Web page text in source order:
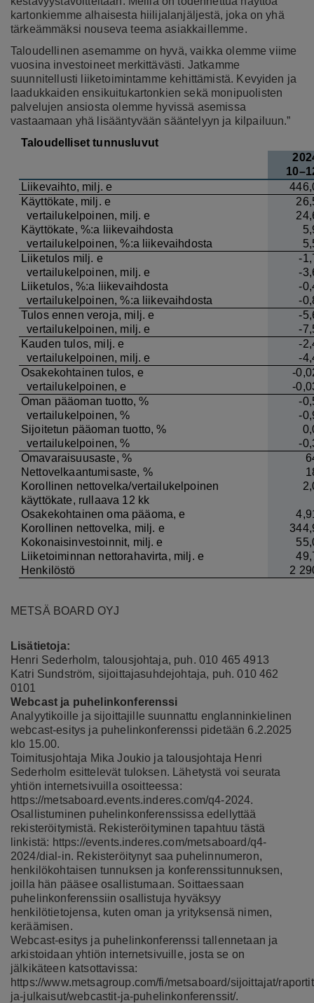
kartonkiemme alhaisesta hiilijalanjäljestä, joka on yhä
tärkeämmäksi nouseva teema asiakkaillemme.
Taloudellinen asemamme on hyvä, vaikka olemme viime
vuosina investoineet merkittävästi. Jatkamme
suunnitellusti liiketoimintamme kehittämistä. Kevyiden ja
laadukkaiden ensikuitukartonkien sekä monipuolisten
palvelujen ansiosta olemme hyvissä asemissa
vastaamaan yhä lisääntyvään sääntelyyn ja kilpailuun.”
Taloudelliset tunnusluvut
Liikevaihto, milj. e
Käyttökate, milj. e
vertailukelpoinen, milj. e
Käyttökate, %:a liikevaihdosta
vertailukelpoinen, %:a liikevaihdosta
Liiketulos milj. e
-
vertailukelpoinen, milj. e
-
Liiketulos, %:a liikevaihdosta
-
vertailukelpoinen, %:a liikevaihdosta
-
Tulos ennen veroja, milj. e
-
vertailukelpoinen, milj. e
-
Kauden tulos, milj. e
-
vertailukelpoinen, milj. e
-
Osakekohtainen tulos, e
-
vertailukelpoinen, e
-
Oman pääoman tuotto, %
-
vertailukelpoinen, %
-
Sijoitetun pääoman tuotto, %
vertailukelpoinen, %
-
Omavaraisuusaste, %
Nettovelkaantumisaste, %
Korollinen nettovelka/vertailukelpoinen
käyttökate, rullaava 12 kk
Osakekohtainen oma pääoma, e
Korollinen nettovelka, milj. e
Kokonaisinvestoinnit, milj. e
Liiketoiminnan nettorahavirta, milj. e
Henkilöstö
2
METSÄ BOARD OYJ
Lisätietoja:
Henri Sederholm, talousjohtaja, puh. 010 465 4913
Katri Sundström, sijoittajasuhdejohtaja, puh.010 462
0101
Webcast ja puhelinkonferenssi
Analyytikoille ja sijoittajille suunnattu englanninkielinen
webcast-esitys ja puhelinkonferenssi pidetään 6.2.2025
klo 15.00.
Toimitusjohtaja Mika Joukio ja talousjohtaja Henri
Sederholm esittelevät tuloksen. Lähetystä voi seurata
yhtiön internetsivuilla osoitteessa:
https://metsaboard.events.inderes.com/q4-2024.
Osallistuminen puhelinkonferenssissa edellyttää
rekisteröitymistä. Rekisteröityminen tapahtuu tästä
linkistä: https://events.inderes.com/metsaboard/q4-
2024/dial-in. Rekisteröitynyt saa puhelinnumeron,
henkilökohtaisen tunnuksen ja konferenssitunnuksen,
joilla hän pääsee osallistumaan. Soittaessaan
puhelinkonferenssiin osallistuja hyväksyy
henkilötietojensa, kuten oman ja yrityksensä nimen,
keräämisen.
Webcast-esitys ja puhelinkonferenssi tallennetaan ja
arkistoidaan yhtiön internetsivuille, josta se on
jälkikäteen katsottavissa:
https://www.metsagroup.com/fi/metsaboard/sijoittajat/
ja-julkaisut/webcastit-ja-puhelinkonferenssit/.